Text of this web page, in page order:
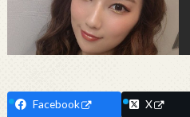
Facebook X